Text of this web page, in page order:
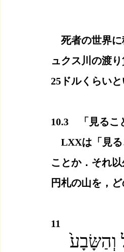
死者の世界に
ュクス川の渡
25ドルくらい
10.3　「見る
LXXは「見る
ことか．それ
円札の山を，
11
וְהַשָּׂבָע֙